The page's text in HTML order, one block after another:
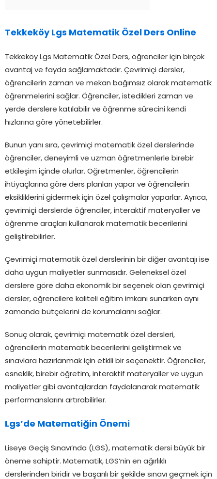
Tekkeköy Lgs Matematik Özel Ders Online
Tekkeköy Lgs Matematik Özel Ders, öğrenciler için birçok
avantaj ve fayda sağlamaktadır. Çevrimiçi dersler,
öğrencilerin zaman ve mekan bağımsız olarak matematik
öğrenmelerini sağlar. Öğrenciler, istedikleri zaman ve
yerde derslere katılabilir ve öğrenme sürecini kendi
hızlarına göre yönetebilirler.
Bunun yanı sıra, çevrimiçi matematik özel derslerinde
öğrenciler, deneyimli ve uzman öğretmenlerle birebir
etkileşim içinde olurlar. Öğretmenler, öğrencilerin
ihtiyaçlarına göre ders planları yapar ve öğrencilerin
eksikliklerini gidermek için özel çalışmalar yaparlar. Ayrıca,
çevrimiçi derslerde öğrenciler, interaktif materyaller ve
öğrenme araçları kullanarak matematik becerilerini
geliştirebilirler.
Çevrimiçi matematik özel derslerinin bir diğer avantajı ise
daha uygun maliyetler sunmasıdır. Geleneksel özel
derslere göre daha ekonomik bir seçenek olan çevrimiçi
dersler, öğrencilere kaliteli eğitim imkanı sunarken aynı
zamanda bütçelerini de korumalarını sağlar.
Sonuç olarak, çevrimiçi matematik özel dersleri,
öğrencilerin matematik becerilerini geliştirmek ve
sınavlara hazırlanmak için etkili bir seçenektir. Öğrenciler,
esneklik, birebir öğretim, interaktif materyaller ve uygun
maliyetler gibi avantajlardan faydalanarak matematik
performanslarını artırabilirler.
Lgs’de Matematiğin Önemi
Liseye Geçiş Sınavı’nda (LGS), matematik dersi büyük bir
öneme sahiptir. Matematik, LGS’nin en ağırlıklı
derslerinden biridir ve başarılı bir şekilde sınavı geçmek için